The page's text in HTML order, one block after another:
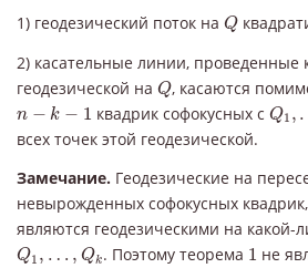
1) геодезический поток на Q
Q
2) касательные линии, проведенные
геодезической на Q
Q, касаются
n − k − 1
n k− квадрик софокусных с Q1 ,
Q1
всех точек этой геодезической.
Замечание. Геодезические на
невырожденных софокусных
являются геодезическими на какой-
Q1 , … , Qk
Q k . Поэтому теорема 1
1 не